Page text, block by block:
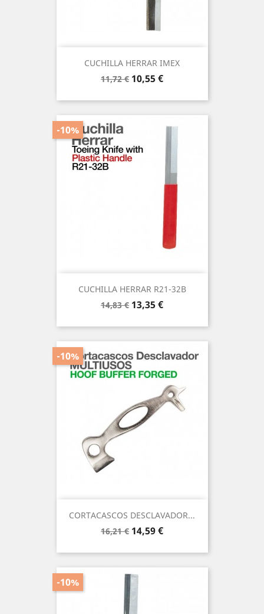
CUCHILLA HERRAR IMEX
Precio
11,72 € Precio
10,55 €
CUCHILLA HERRAR R21-32B
Precio
14,83 €
-10%
Precio
13,35 €
CORTACASCOS DESCLAVADOR...
Precio
16,21 €
-10%
Precio
14,59 €
-10%